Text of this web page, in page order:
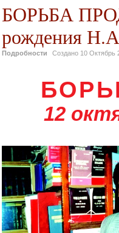
БОРЬБА
рождения
Подробности Создано 10 Октябрь
12